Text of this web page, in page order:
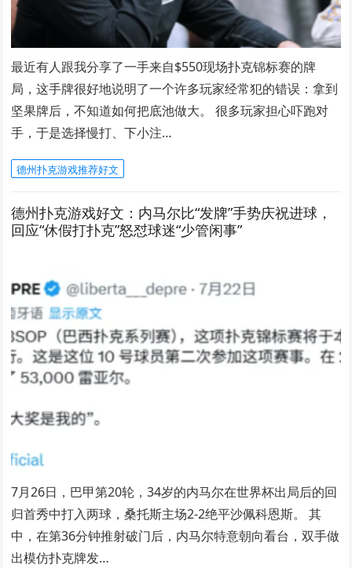
最近有人跟我分享了一手来自$550现场扑克锦标赛的牌
局，这手牌很好地说明了一个许多玩家经常犯的错误：拿到
坚果牌后，不知道如何把底池做大。 很多玩家担心吓跑对
手，于是选择慢打、下小注…
德州扑克游戏推荐好文
德州扑克游戏好文：内马尔比“发牌”手势庆祝进球，
回应“休假打扑克”怒怼球迷“少管闲事”
7月26日，巴甲第20轮，34岁的内马尔在世界杯出局后的回
归首秀中打入两球，桑托斯主场2-2绝平沙佩科恩斯。 其
中，在第36分钟推射破门后，内马尔特意朝向看台，双手做
出模仿扑克牌发…